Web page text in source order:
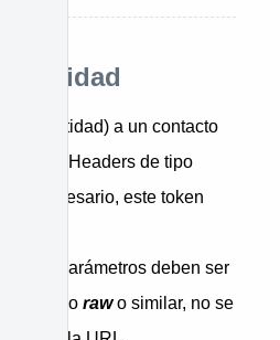
entidad
(entidad) a un contacto
en Headers de tipo
necesario, este token
los parámetros deben ser
como rawo similar, no se